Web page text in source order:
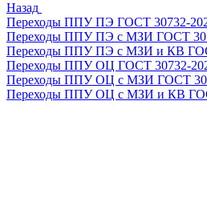
Назад
Переходы ППУ ПЭ ГОСТ 30732-
Переходы ППУ ПЭ с МЗИ ГОСТ
Переходы ППУ ПЭ с МЗИ и КВ
Переходы ППУ ОЦ ГОСТ 30732-
Переходы ППУ ОЦ с МЗИ ГОСТ
Переходы ППУ ОЦ с МЗИ и КВ